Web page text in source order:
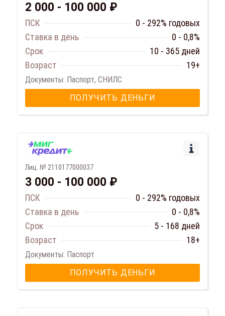
2 000 - 100 000 ₽
ПСК
0 - 292% годовых
Ставка в день
0 - 0,8%
Срок
10 - 365 дней
Возраст
19+
Документы: Паспорт, СНИЛС
ПОЛУЧИТЬ ДЕНЬГИ
Лиц. № 2110177000037
3 000 - 100 000 ₽
ПСК
0 - 292% годовых
Ставка в день
0 - 0,8%
Срок
5 - 168 дней
Возраст
18+
Документы: Паспорт
ПОЛУЧИТЬ ДЕНЬГИ